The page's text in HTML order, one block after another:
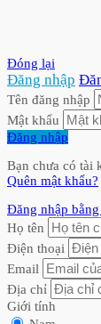
Đóng lại
Đăng nhập
Tên đăng nhập
Mật khẩu
Đăng nhập
Bạn chưa có tài
Quên mật khẩu?
Đăng nhập bằng
Họ tên
Điện thoại
Email
Địa chỉ
Giới tính